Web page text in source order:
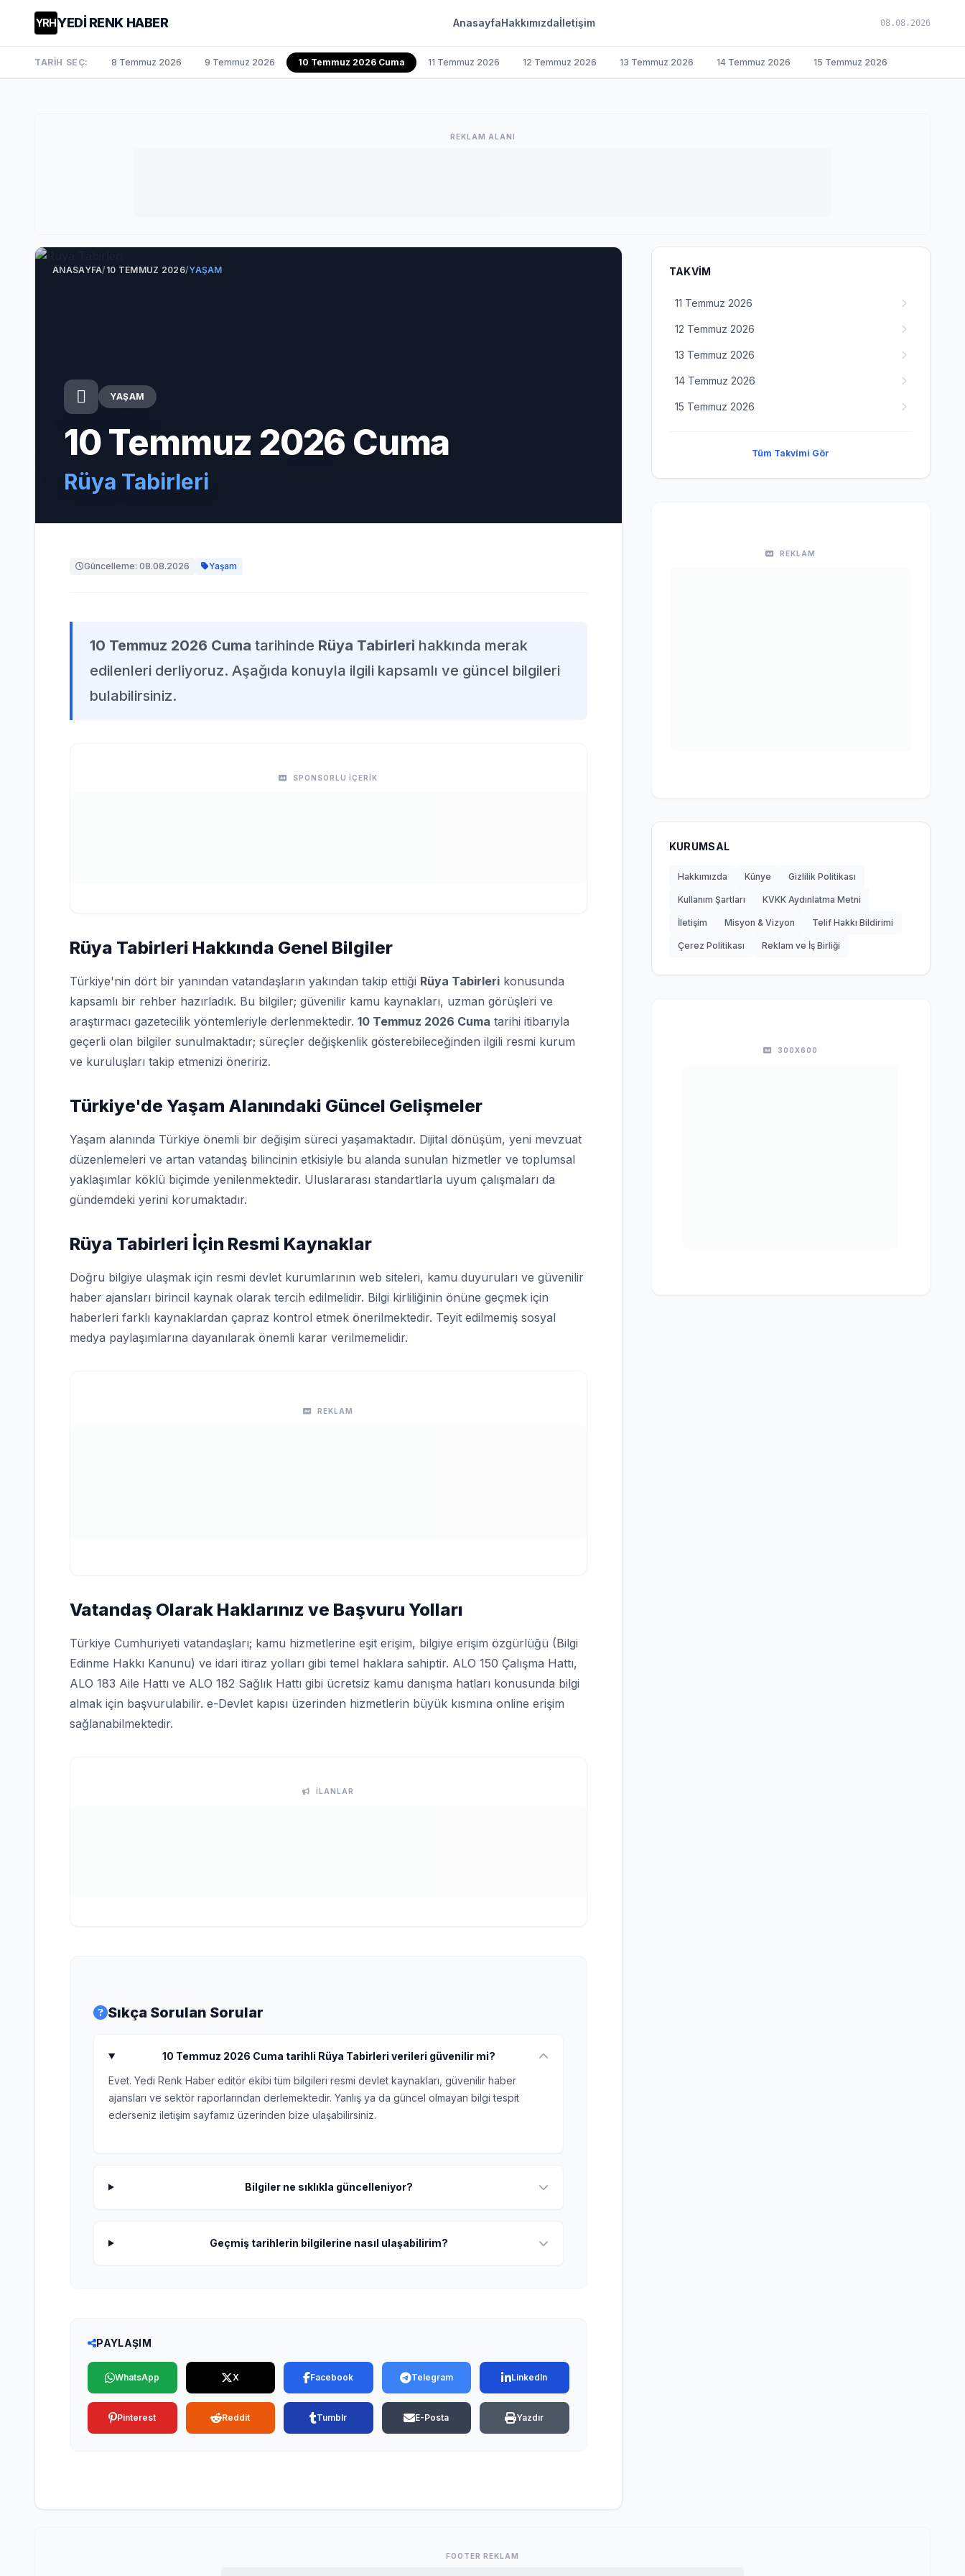
YRHYEDİ RENK HABER AnasayfaHakkımızdaİletişim 08.08.2026
TARİH SEÇ: 8 Temmuz 2026 9 Temmuz 2026 10 Temmuz 2026 Cuma 11 Temmuz 2026 12 Temmuz 2026 13 Temmuz 2026 14 Temmuz 2026 15 Temmuz 2026
REKLAM ALANI
ANASAYFA/10 TEMMUZ 2026/YAŞAM
YAŞAM
10 Temmuz 2026 Cuma
Rüya Tabirleri
Güncelleme: 08.08.2026 Yaşam
10 Temmuz 2026 Cuma tarihinde Rüya Tabirleri hakkında merak
edilenleri derliyoruz. Aşağıda konuyla ilgili kapsamlı ve güncel bilgileri
bulabilirsiniz.
SPONSORLU İÇERİK
Rüya Tabirleri Hakkında Genel Bilgiler
Türkiye'nin dört bir yanından vatandaşların yakından takip ettiği Rüya Tabirleri konusunda
kapsamlı bir rehber hazırladık. Bu bilgiler; güvenilir kamu kaynakları, uzman görüşleri ve
araştırmacı gazetecilik yöntemleriyle derlenmektedir. 10 Temmuz 2026 Cuma tarihi itibarıyla
geçerli olan bilgiler sunulmaktadır; süreçler değişkenlik gösterebileceğinden ilgili resmi kurum
ve kuruluşları takip etmenizi öneririz.
Türkiye'de Yaşam Alanındaki Güncel Gelişmeler
Yaşam alanında Türkiye önemli bir değişim süreci yaşamaktadır. Dijital dönüşüm, yeni mevzuat
düzenlemeleri ve artan vatandaş bilincinin etkisiyle bu alanda sunulan hizmetler ve toplumsal
yaklaşımlar köklü biçimde yenilenmektedir. Uluslararası standartlarla uyum çalışmaları da
gündemdeki yerini korumaktadır.
Rüya Tabirleri İçin Resmi Kaynaklar
Doğru bilgiye ulaşmak için resmi devlet kurumlarının web siteleri, kamu duyuruları ve güvenilir
haber ajansları birincil kaynak olarak tercih edilmelidir. Bilgi kirliliğinin önüne geçmek için
haberleri farklı kaynaklardan çapraz kontrol etmek önerilmektedir. Teyit edilmemiş sosyal
medya paylaşımlarına dayanılarak önemli karar verilmemelidir.
REKLAM
Vatandaş Olarak Haklarınız ve Başvuru Yolları
Türkiye Cumhuriyeti vatandaşları; kamu hizmetlerine eşit erişim, bilgiye erişim özgürlüğü (Bilgi
Edinme Hakkı Kanunu) ve idari itiraz yolları gibi temel haklara sahiptir. ALO 150 Çalışma Hattı,
ALO 183 Aile Hattı ve ALO 182 Sağlık Hattı gibi ücretsiz kamu danışma hatları konusunda bilgi
almak için başvurulabilir. e-Devlet kapısı üzerinden hizmetlerin büyük kısmına online erişim
sağlanabilmektedir.
İLANLAR
Sıkça Sorulan Sorular
10 Temmuz 2026 Cuma tarihli Rüya Tabirleri verileri güvenilir mi?
Evet. Yedi Renk Haber editör ekibi tüm bilgileri resmi devlet kaynakları, güvenilir haber
ajansları ve sektör raporlarından derlemektedir. Yanlış ya da güncel olmayan bilgi tespit
ederseniz iletişim sayfamız üzerinden bize ulaşabilirsiniz.
Bilgiler ne sıklıkla güncelleniyor?
Geçmiş tarihlerin bilgilerine nasıl ulaşabilirim?
PAYLAŞIM
WhatsApp X Facebook Telegram LinkedIn
Pinterest Reddit Tumblr E-Posta Yazdır
TAKVIM
11 Temmuz 2026
12 Temmuz 2026
13 Temmuz 2026
14 Temmuz 2026
15 Temmuz 2026
Tüm Takvimi Gör
REKLAM
KURUMSAL
Hakkımızda Künye Gizlilik Politikası
Kullanım Şartları KVKK Aydınlatma Metni
İletişim Misyon & Vizyon Telif Hakkı Bildirimi
Çerez Politikası Reklam ve İş Birliği
300X600
FOOTER REKLAM